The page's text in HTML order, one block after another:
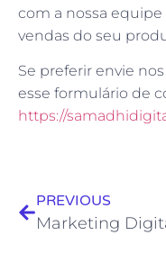
com a nossa equipe
vendas do seu
Se preferir envie
esse formulário de
https://
PREVIOUS